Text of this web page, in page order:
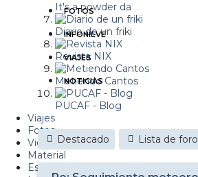
It's a powder da
Diario de un friki
Revista NIX
Metiendo Cantos
PUCAF - Blog
Viajes
Fotos
Videos
Material
Esquí Pro
FOTOS
INFONIEVE
VIAJES
NOTICIAS
Destacado Lista de